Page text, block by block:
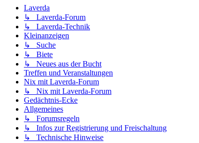
Laverda
↳ Laverda-Forum
↳ Laverda-Technik
Kleinanzeigen
↳ Suche
↳ Biete
↳ Neues aus der Bucht
Treffen und Veranstaltungen
Nix mit Laverda-Forum
↳ Nix mit Laverda-Forum
Gedächtnis-Ecke
Allgemeines
↳ Forumsregeln
↳ Infos zur Registrierung und Freischaltung
↳ Technische Hinweise